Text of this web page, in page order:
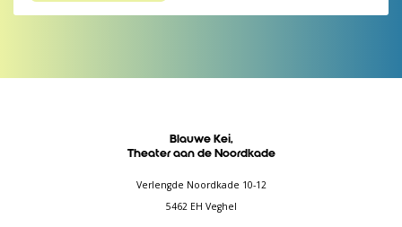
Blauwe Kei,
Theater aan de Noordkade
Verlengde Noordkade 10-12
5462 EH Veghel